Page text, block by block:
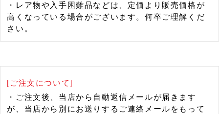
・レア物や入手困難品などは、定価より販売価格が
高くなっている場合がございます。何卒ご理解くだ
さい。
[ご注文について]
・ご注文後、当店から自動返信メールが届きます
が、当店から別にお送りするご連絡メールをもって